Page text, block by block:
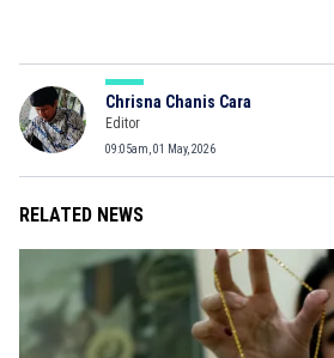
Chrisna Chanis Cara
Editor
09:05am, 01 May, 2026
RELATED NEWS